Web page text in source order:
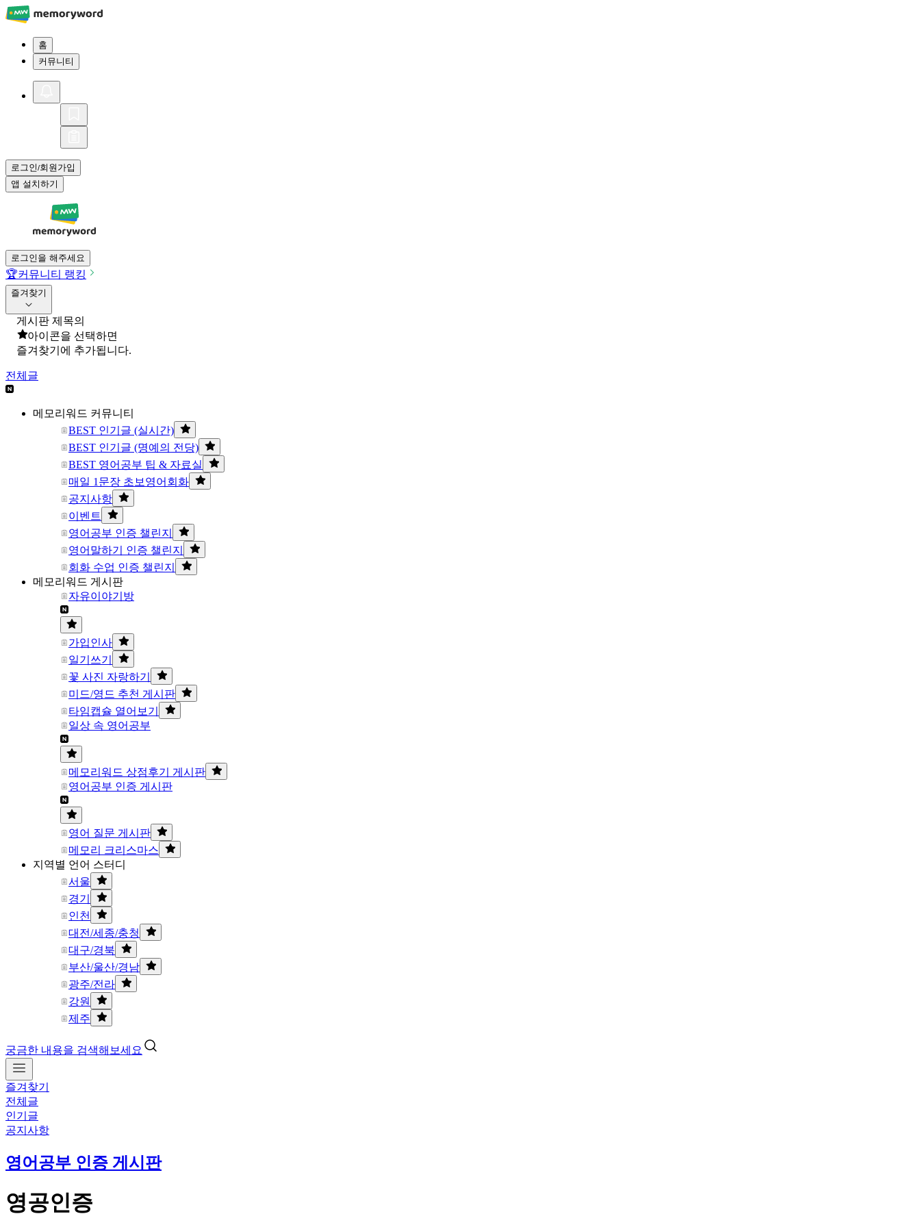
홈
커뮤니티
로그인/회원가입
앱 설치하기
로그인을 해주세요
🏆커뮤니티 랭킹
즐겨찾기
게시판 제목의
아이콘을 선택하면
즐겨찾기에 추가됩니다.
전체글
메모리워드 커뮤니티
BEST 인기글 (실시간)
BEST 인기글 (명예의 전당)
BEST 영어공부 팁 & 자료실
매일 1문장 초보영어회화
공지사항
이벤트
영어공부 인증 챌린지
영어말하기 인증 챌린지
회화 수업 인증 챌린지
메모리워드 게시판
자유이야기방
가입인사
일기쓰기
꽃 사진 자랑하기
미드/영드 추천 게시판
타임캡슐 열어보기
일상 속 영어공부
메모리워드 상점후기 게시판
영어공부 인증 게시판
영어 질문 게시판
메모리 크리스마스
지역별 언어 스터디
서울
경기
인천
대전/세종/충청
대구/경북
부산/울산/경남
광주/전라
강원
제주
궁금한 내용을 검색해보세요
즐겨찾기
전체글
인기글
공지사항
영어공부 인증 게시판
영공인증